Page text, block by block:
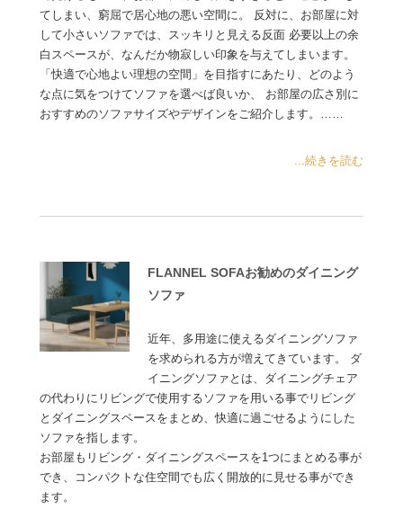
てしまい、窮屈で居心地の悪い空間に。 反対に、お部屋に対
して小さいソファでは、スッキリと見える反面 必要以上の余
白スペースが、なんだか物寂しい印象を与えてしまいます。
「快適で心地よい理想の空間」を目指すにあたり、どのよう
な点に気をつけてソファを選べば良いか、 お部屋の広さ別に
おすすめのソファサイズやデザインをご紹介します。……
...続きを読む
FLANNEL SOFAお勧めのダイニング
ソファ
近年、多用途に使えるダイニングソファ
を求められる方が増えてきています。 ダ
イニングソファとは、ダイニングチェア
の代わりにリビングで使用するソファを用いる事でリビング
とダイニングスペースをまとめ、快適に過ごせるようにした
ソファを指します。
お部屋もリビング・ダイニングスペースを1つにまとめる事が
でき、コンパクトな住空間でも広く開放的に見せる事ができ
ます。